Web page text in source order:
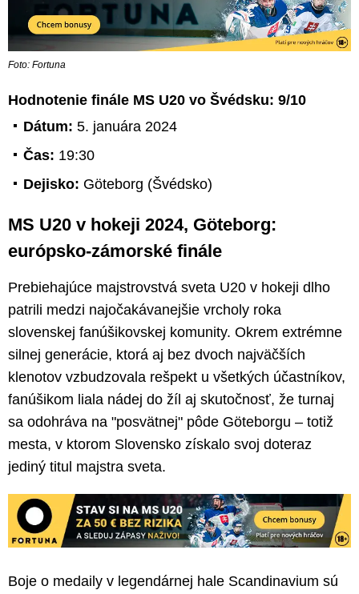
Foto: Fortuna
Hodnotenie finále MS U20 vo Švédsku: 9/10
Dátum: 5. januára 2024
Čas: 19:30
Dejisko: Göteborg (Švédsko)
MS U20 v hokeji 2024, Göteborg:
európsko-zámorské finále
Prebiehajúce majstrovstvá sveta U20 v hokeji dlho
patrili medzi najočakávanejšie vrcholy roka
slovenskej fanúšikovskej komunity. Okrem extrémne
silnej generácie, ktorá aj bez dvoch najväčších
klenotov vzbudzovala rešpekt u všetkých účastníkov,
fanúšikom liala nádej do žíl aj skutočnosť, že turnaj
sa odohráva na "posvätnej" pôde Göteborgu – totiž
mesta, v ktorom Slovensko získalo svoj doteraz
jediný titul majstra sveta.
Boje o medaily v legendárnej hale Scandinavium sú